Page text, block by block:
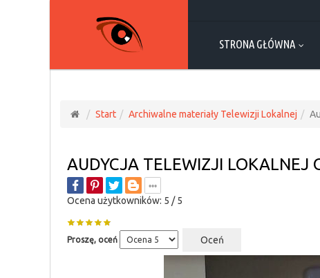
STRONA GŁÓWNA
Start Archiwalne materiały Telewizji Lokalnej
AUDYCJA TELEWIZJI LOKALNEJ
Ocena użytkowników: 5 /5
Proszę, oceń